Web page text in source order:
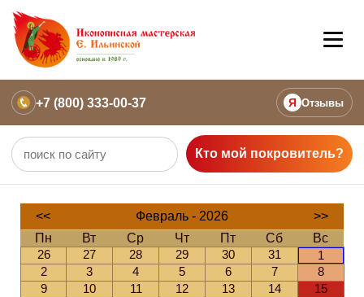
+7 (800) 333-00-37 Я Отзывы
Кто мой покровитель?
<< Февраль - 2026
>>
Пн
Вт Ср Чт Пт Сб
Вс
26
27 28 29 30 31
1
2
3 4 5 6 7
8
9
10 11 12 13 14
15